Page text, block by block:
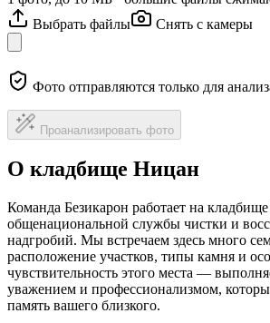
Выбрать файлы
Снять с камеры
Фото отправляются только для
Проанализировать фото
О кладбище Ницан
Команда Безикарон работает на
общенациональной службы чистки и
надгробий. Мы встречаем здесь много
расположение участков, типы камня и
чувствительность этого места —
уважением и профессионализмом,
память вашего близкого.